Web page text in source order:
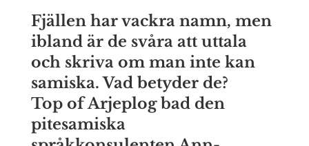
Fjällen har vackra namn, men
ibland är de svåra att uttala
och skriva om man inte kan
samiska. Vad betyder de?
Top of Arjeplog bad den
pitesamiska